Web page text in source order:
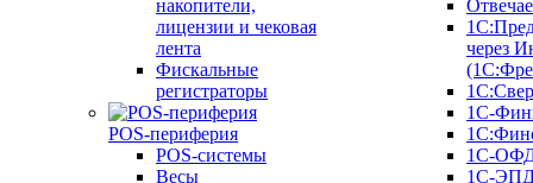
накопители,
лицензии и чековая
лента
Фискальные
регистраторы
POS-периферия
POS-системы
Весы
через
1С-
1С-
1С-